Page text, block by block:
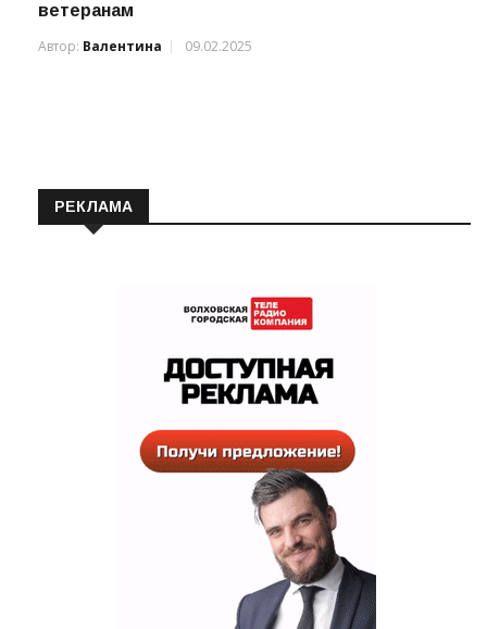
Губернатор Ленобласти вручил юбилейные
ветеранам